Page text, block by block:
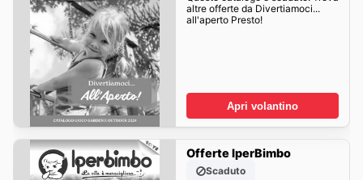
altre offerte da Divertiamoci...
all'aperto Presto!
Apri volantino
Offerte IperBimbo
Scaduto